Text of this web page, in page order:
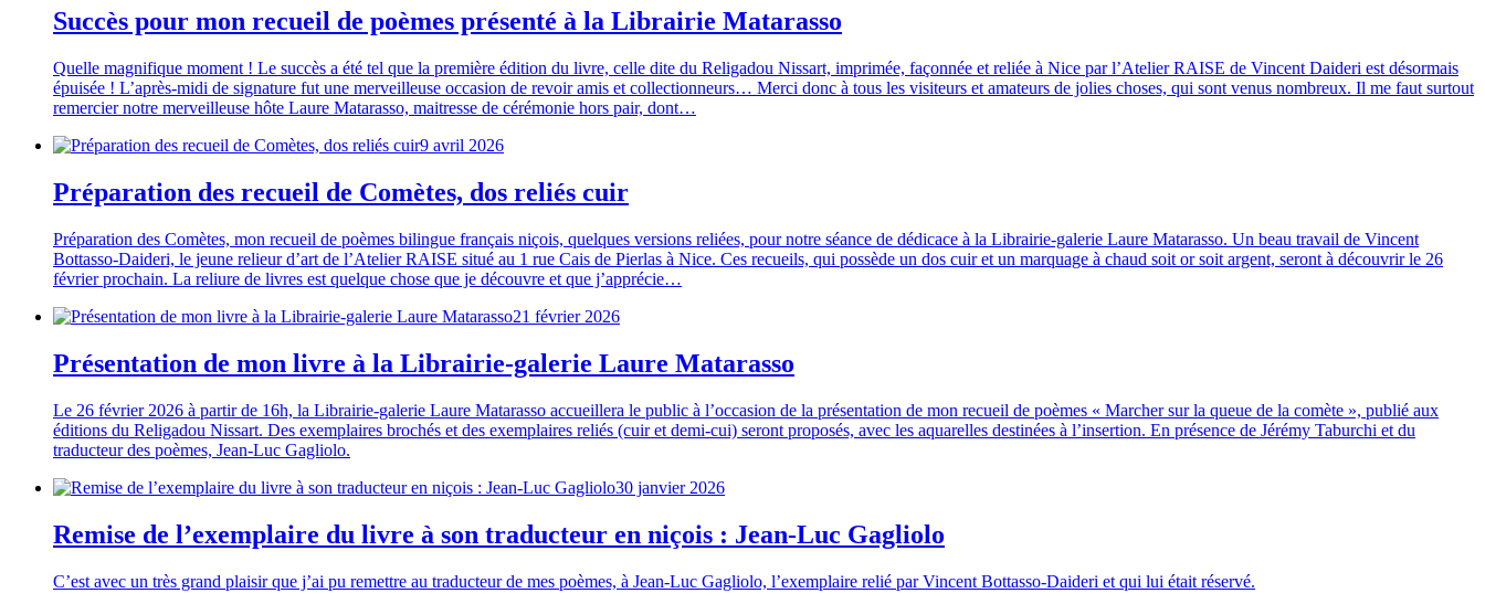
Succès pour mon recueil de poèmes présenté à la Librairie Matarasso
Quelle magnifique moment ! Le succès a été tel que la première édition du livre, celle dite du Religadou Nissart, imprimée, façonnée et reliée à Nice par l’Atelier RAISE de Vincent Daideri est désormais
épuisée ! L’après-midi de signature fut une merveilleuse occasion de revoir amis et collectionneurs… Merci donc à tous les visiteurs et amateurs de jolies choses, qui sont venus nombreux. Il me faut surtout
remercier notre merveilleuse hôte Laure Matarasso, maitresse de cérémonie hors pair, dont…
9 avril 2026
Préparation des recueil de Comètes, dos reliés cuir
Préparation des Comètes, mon recueil de poèmes bilingue français niçois, quelques versions reliées, pour notre séance de dédicace à la Librairie-galerie Laure Matarasso. Un beau travail de Vincent
Bottasso-Daideri, le jeune relieur d’art de l’Atelier RAISE situé au 1 rue Cais de Pierlas à Nice. Ces recueils, qui possède un dos cuir et un marquage à chaud soit or soit argent, seront à découvrir le 26
février prochain. La reliure de livres est quelque chose que je découvre et que j’apprécie…
21 février 2026
Présentation de mon livre à la Librairie-galerie Laure Matarasso
Le 26 février 2026 à partir de 16h, la Librairie-galerie Laure Matarasso accueillera le public à l’occasion de la présentation de mon recueil de poèmes « Marcher sur la queue de la comète », publié aux
éditions du Religadou Nissart. Des exemplaires brochés et des exemplaires reliés (cuir et demi-cui) seront proposés, avec les aquarelles destinées à l’insertion. En présence de Jérémy Taburchi et du
traducteur des poèmes, Jean-Luc Gagliolo.
30 janvier 2026
Remise de l’exemplaire du livre à son traducteur en niçois : Jean-Luc Gagliolo
C’est avec un très grand plaisir que j’ai pu remettre au traducteur de mes poèmes, à Jean-Luc Gagliolo, l’exemplaire relié par Vincent Bottasso-Daideri et qui lui était réservé.